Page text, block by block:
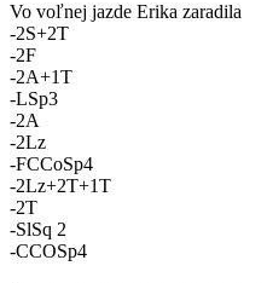
Vo voľnej jazde Erika zaradila
-2S+2T
-2F
-2A+1T
-LSp3
-2A
-2Lz
-FCCoSp4
-2Lz+2T+1T
-2T
-SlSq 2
-CCOSp4